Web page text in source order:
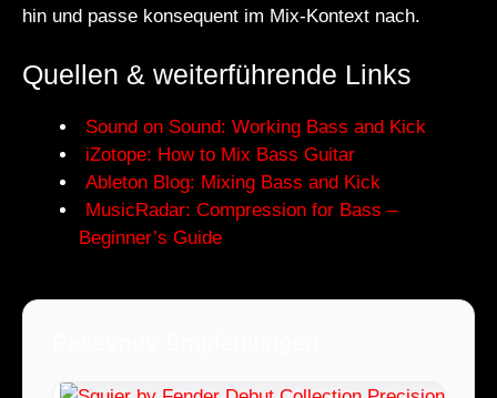
hin und passe konsequent im Mix-Kontext nach.
Quellen & weiterführende Links
Sound on Sound: Working Bass and Kick
iZotope: How to Mix Bass Guitar
Ableton Blog: Mixing Bass and Kick
MusicRadar: Compression for Bass –
Beginner’s Guide